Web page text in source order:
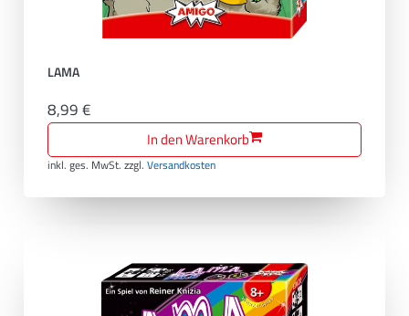
LAMA
8,99 €
In den Warenkorb
inkl. ges. MwSt. zzgl.Versandkosten